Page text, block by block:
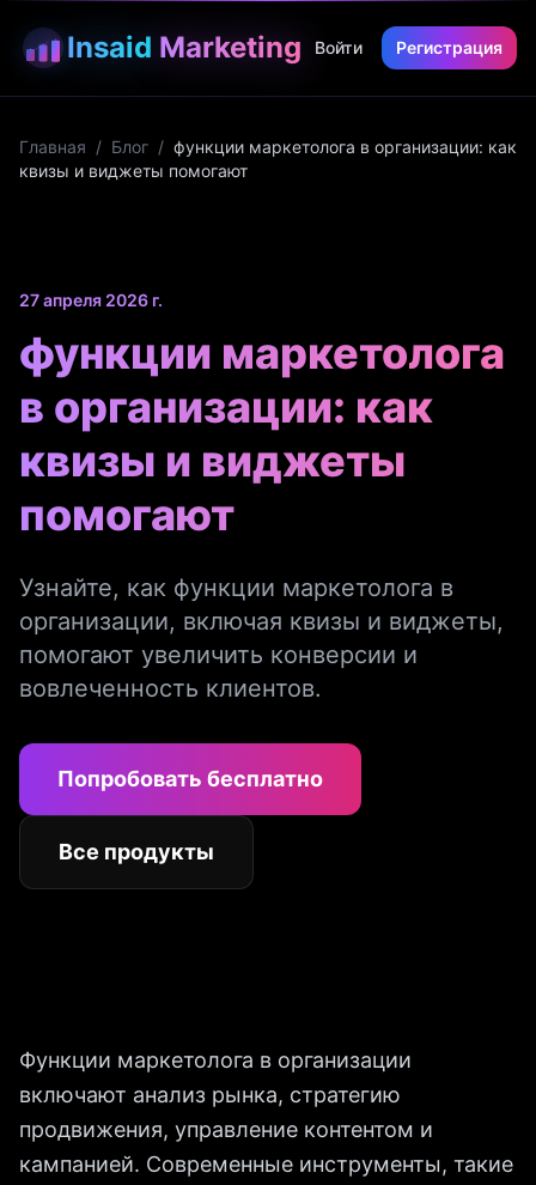
Insaid Marketing Войти Регистрация
Главная / Блог / функции маркетолога в организации: как
квизы и виджеты помогают
27 апреля 2026 г.
функции маркетолога
в организации: как
квизы и виджеты
помогают
Узнайте, как функции маркетолога в
организации, включая квизы и виджеты,
помогают увеличить конверсии и
вовлеченность клиентов.
Попробовать бесплатно
Все продукты
Функции маркетолога в организации
включают анализ рынка, стратегию
продвижения, управление контентом и
кампанией. Современные инструменты, такие